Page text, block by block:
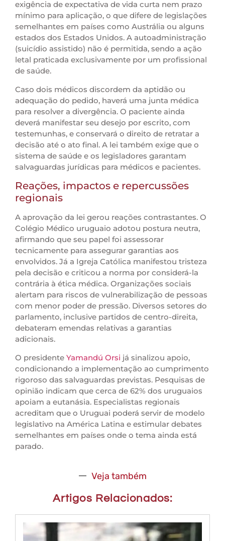
exigência de expectativa de vida curta nem prazo
mínimo para aplicação, o que difere de legislações
semelhantes em países como Austrália ou alguns
estados dos Estados Unidos. A autoadministração
(suicídio assistido) não é permitida, sendo a ação
letal praticada exclusivamente por um profissional
de saúde.
Caso dois médicos discordem da aptidão ou
adequação do pedido, haverá uma junta médica
para resolver a divergência. O paciente ainda
deverá manifestar seu desejo por escrito, com
testemunhas, e conservará o direito de retratar a
decisão até o ato final. A lei também exige que o
sistema de saúde e os legisladores garantam
salvaguardas jurídicas para médicos e pacientes.
Reações, impactos e repercussões
regionais
A aprovação da lei gerou reações contrastantes. O
Colégio Médico uruguaio adotou postura neutra,
afirmando que seu papel foi assessorar
tecnicamente para assegurar garantias aos
envolvidos. Já a Igreja Católica manifestou tristeza
pela decisão e criticou a norma por considerá-la
contrária à ética médica. Organizações sociais
alertam para riscos de vulnerabilização de pessoas
com menor poder de pressão. Diversos setores do
parlamento, inclusive partidos de centro-direita,
debateram emendas relativas a garantias
adicionais.
O presidente Yamandú Orsi já sinalizou apoio,
condicionando a implementação ao cumprimento
rigoroso das salvaguardas previstas. Pesquisas de
opinião indicam que cerca de 62% dos uruguaios
apoiam a eutanásia. Especialistas regionais
acreditam que o Uruguai poderá servir de modelo
legislativo na América Latina e estimular debates
semelhantes em países onde o tema ainda está
parado.
Veja também
Artigos Relacionados: